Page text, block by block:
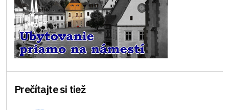
Prečítajte si tiež